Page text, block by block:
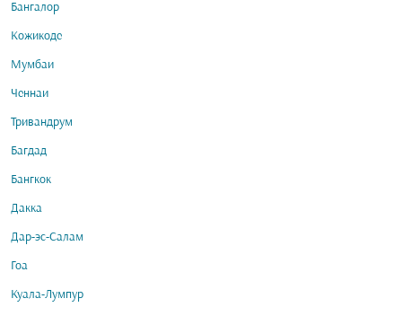
Бангалор
Кожикоде
Мумбаи
Ченнаи
Тривандрум
Багдад
Бангкок
Дакка
Дар-эс-Салам
Гоа
Куала-Лумпур